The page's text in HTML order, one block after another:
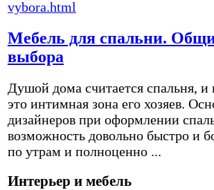
Мебель для спальни.
выбора
Душой дома считается спальня, и
это интимная зона его хозяев.
дизайнеров при оформлении
возможность довольно быстро и
по утрам и полноценно ...
Интерьер и мебель